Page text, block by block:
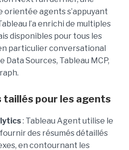
agents s’appuyant
l’a enrichi de multiples
disponibles pour tous les
particulier conversational
Data Sources, Tableau MCP,
taillés pour les agents
: Tableau Agent utilise le
des résumés détaillés
en contournant les